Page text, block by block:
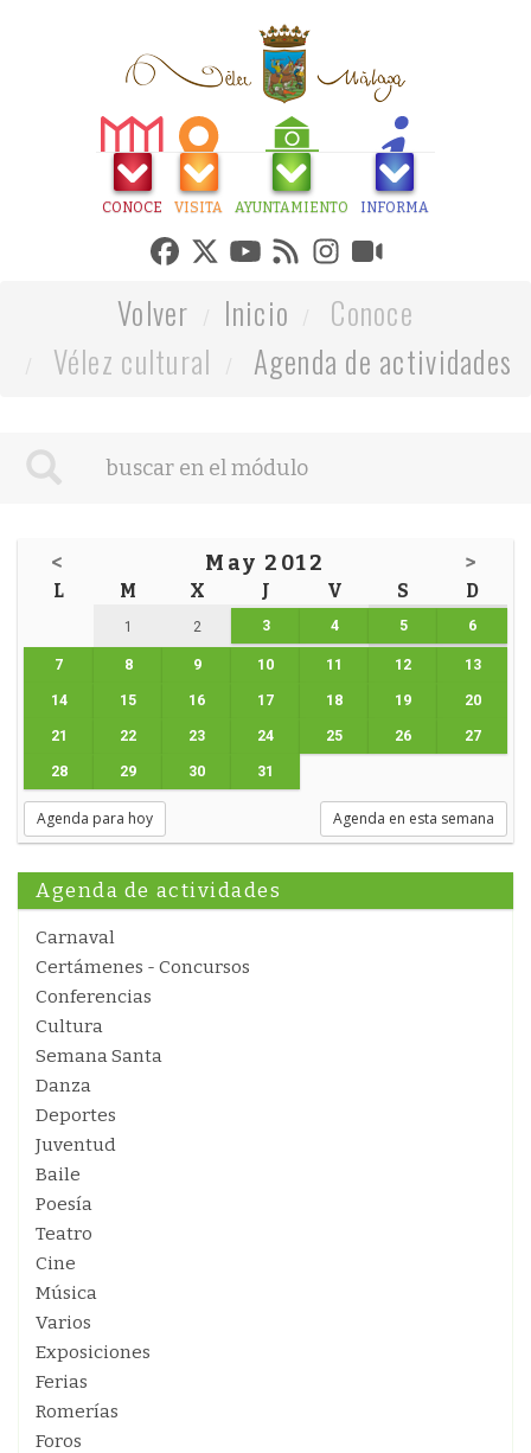
CONOCE VISITA AYUNTAMIENTO INFORMA
Volver Inicio
Conoce
Vélez cultural
Agenda de actividades
< May 2012 >
L M X J V S D
1 2 3 4 5 6
7 8 9 10 11 12 13
14 15 16 17 18 19 20
21 22 23 24 25 26 27
28 29 30 31
Agenda para hoy Agenda en esta semana
Agenda de actividades
Carnaval
Certámenes - Concursos
Conferencias
Cultura
Semana Santa
Danza
Deportes
Juventud
Baile
Poesía
Teatro
Cine
Música
Varios
Exposiciones
Ferias
Romerías
Foros